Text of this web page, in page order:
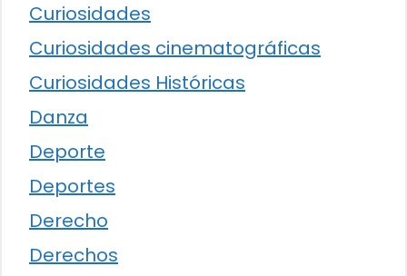
Curiosidades
Curiosidades cinematográficas
Curiosidades Históricas
Danza
Deporte
Deportes
Derecho
Derechos